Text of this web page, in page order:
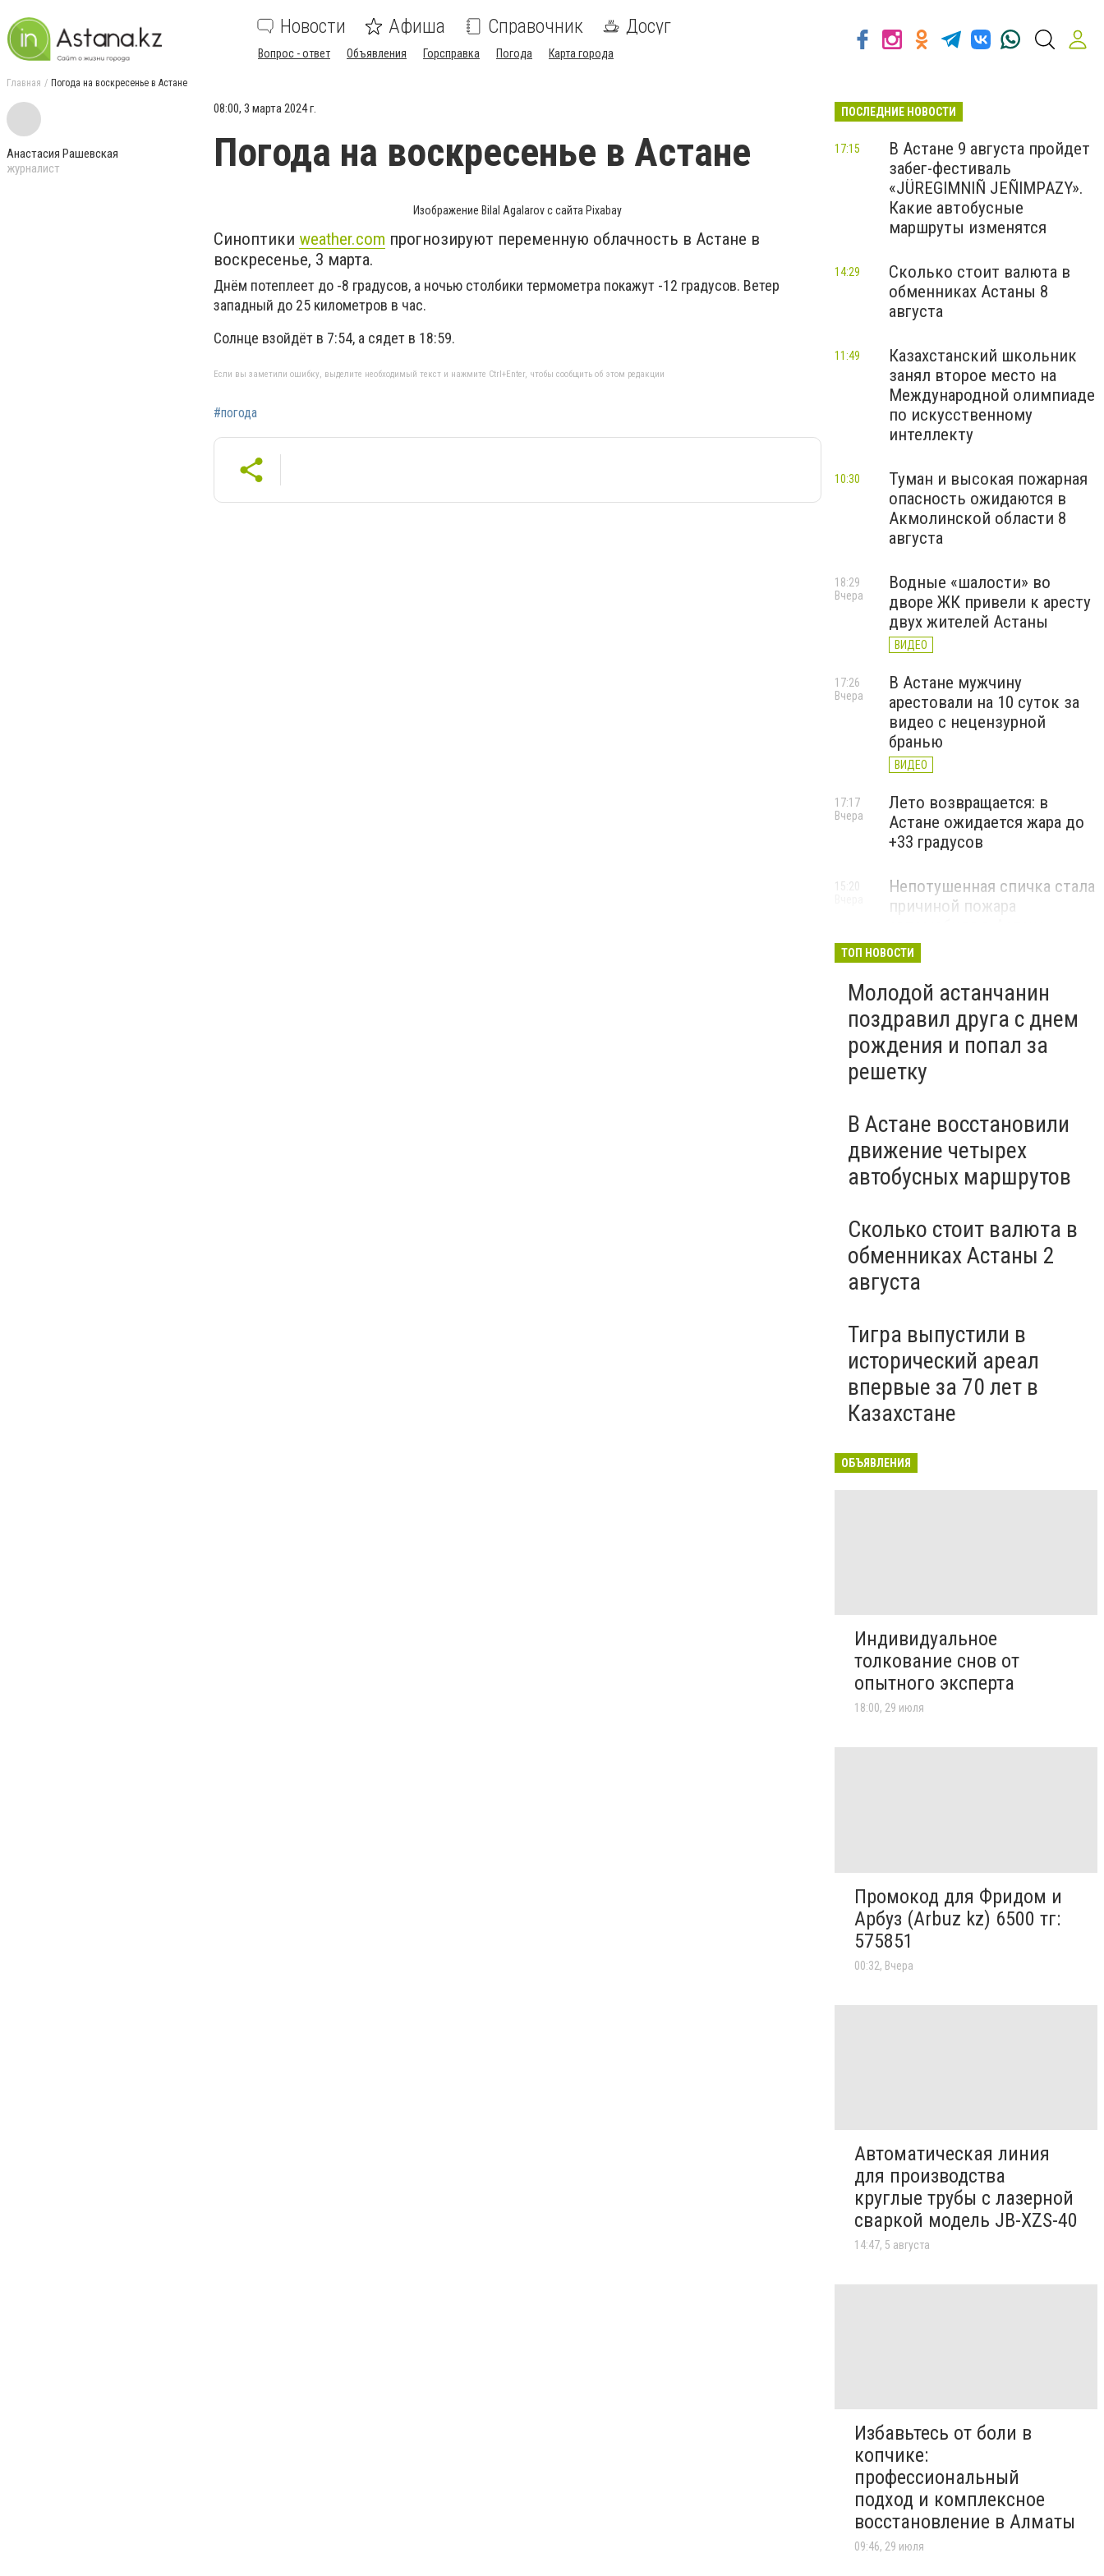
Новости Афиша Справочник Досуг
Вопрос - ответ Объявления Горсправка Погода Карта города
Главная Погода на воскресенье в Астане
Анастасия Рашевская
журналист
08:00, 3 марта 2024 г.
Погода на воскресенье в Астане
Изображение Bilal Agalarov с сайта Pixabay
Синоптики weather.com прогнозируют переменную облачность в Астане в
воскресенье, 3 марта.
Днём потеплеет до -8 градусов, а ночью столбики термометра покажут -12 градусов. Ветер
западный до 25 километров в час.
Солнце взойдёт в 7:54, а сядет в 18:59.
Если вы заметили ошибку, выделите необходимый текст и нажмите Ctrl+Enter, чтобы сообщить об этом редакции
#погода
ПОСЛЕДНИЕ НОВОСТИ
В Астане 9 августа пройдет
забег-фестиваль
«JÜREGIMNIÑ JEÑIMPAZY».
Какие автобусные
маршруты изменятся
17:15
Сколько стоит валюта в
обменниках Астаны 8
августа
14:29
Казахстанский школьник
занял второе место на
Международной олимпиаде
по искусственному
интеллекту
11:49
Туман и высокая пожарная
опасность ожидаются в
Акмолинской области 8
августа
10:30
Водные «шалости» во
дворе ЖК привели к аресту
двух жителей Астаны
ВИДЕО
18:29
Вчера
В Астане мужчину
арестовали на 10 суток за
видео с нецензурной
бранью
ВИДЕО
17:26
Вчера
Лето возвращается: в
Астане ожидается жара до
+33 градусов
17:17
Вчера
Непотушенная спичка стала
причиной пожара
15:20
ТОП НОВОСТИ
Молодой астанчанин
поздравил друга с днем
рождения и попал за
решетку
В Астане восстановили
движение четырех
автобусных маршрутов
Сколько стоит валюта в
обменниках Астаны 2
августа
Тигра выпустили в
исторический ареал
впервые за 70 лет в
Казахстане
ОБЪЯВЛЕНИЯ
Индивидуальное
толкование снов от
опытного эксперта
18:00, 29 июля
Промокод для Фридом и
Арбуз (Arbuz kz) 6500 тг:
575851
00:32, Вчера
Автоматическая линия
для производства
круглые трубы с лазерной
сваркой модель JB-XZS-40
14:47, 5 августа
Избавьтесь от боли в
копчике:
профессиональный
подход и комплексное
восстановление в Алматы
09:46, 29 июля